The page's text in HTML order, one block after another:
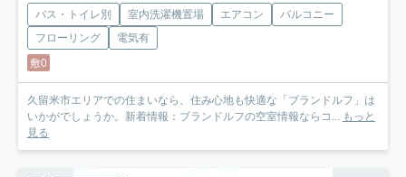
バス・トイレ別 室内洗濯機置場 エアコン
バルコニー
フローリング
電気有
敷0
久留米市エリアでの住まいなら、住み心地も快適な「ブランドルフ」は
いかがでしょうか。新着情報：ブランドルフの空室情報ならコ... もっと
見る